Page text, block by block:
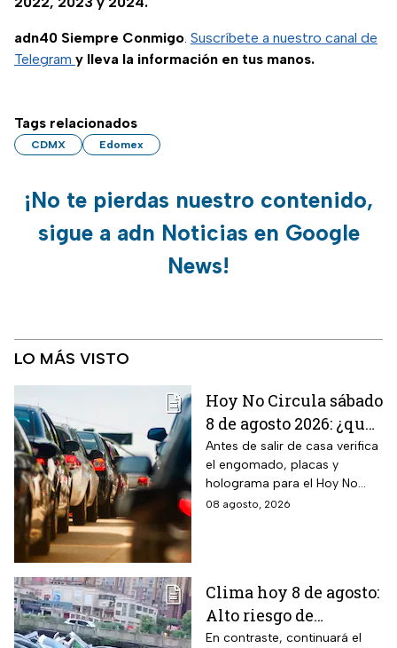
adn40 Siempre Conmigo. Suscríbete a nuestro canal de
Telegram y lleva la información en tus manos.
Tags relacionados
CDMX Edomex
¡No te pierdas nuestro contenido,
sigue a adn Noticias en Google
News!
LO MÁS VISTO
Hoy No Circula sábado
8 de agosto 2026: ¿qué
autos no circulan en
CDMX y Edomex?
Antes de salir de casa verifica
el engomado, placas y
holograma para el Hoy No
Circula de este sábado
08 agosto, 2026
Clima hoy 8 de agosto:
Alto riesgo de
inundaciones y
En contraste, continuará el